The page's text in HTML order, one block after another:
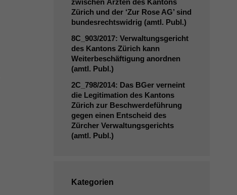
zwischen Ärzten des Kantons
Zürich und der ‘Zur Rose AG’ sind
bundesrechtswidrig (amtl. Publ.)
8C_903/2017: Verwaltungsgericht
des Kantons Zürich kann
Weiterbeschäftigung anordnen
(amtl. Publ.)
2C_798/2014: Das BGer verneint
die Legitimation des Kantons
Zürich zur Beschwerdeführung
gegen einen Entscheid des
Zürcher Verwaltungsgerichts
(amtl. Publ.)
Kategorien